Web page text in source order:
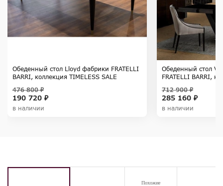
Обеденный стол Lloyd фабрики FRATELLI
BARRI, коллекция TIMELESS SALE
190 720 ₽
476 800 ₽
в наличии
Обеденный стол
FRATELLI BARRI,
285 160 ₽
712 900 ₽
в наличии
Похожие